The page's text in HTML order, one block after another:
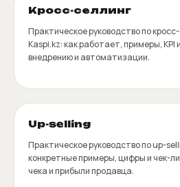
Кросс-селлинг
Практическое руководство по
Kaspi.kz: как работает, примеры, KPI
внедрению и автоматизации.
Up-selling
Практическое руководство по up-
конкретные примеры, цифры и чек-
чека и прибыли продавца.